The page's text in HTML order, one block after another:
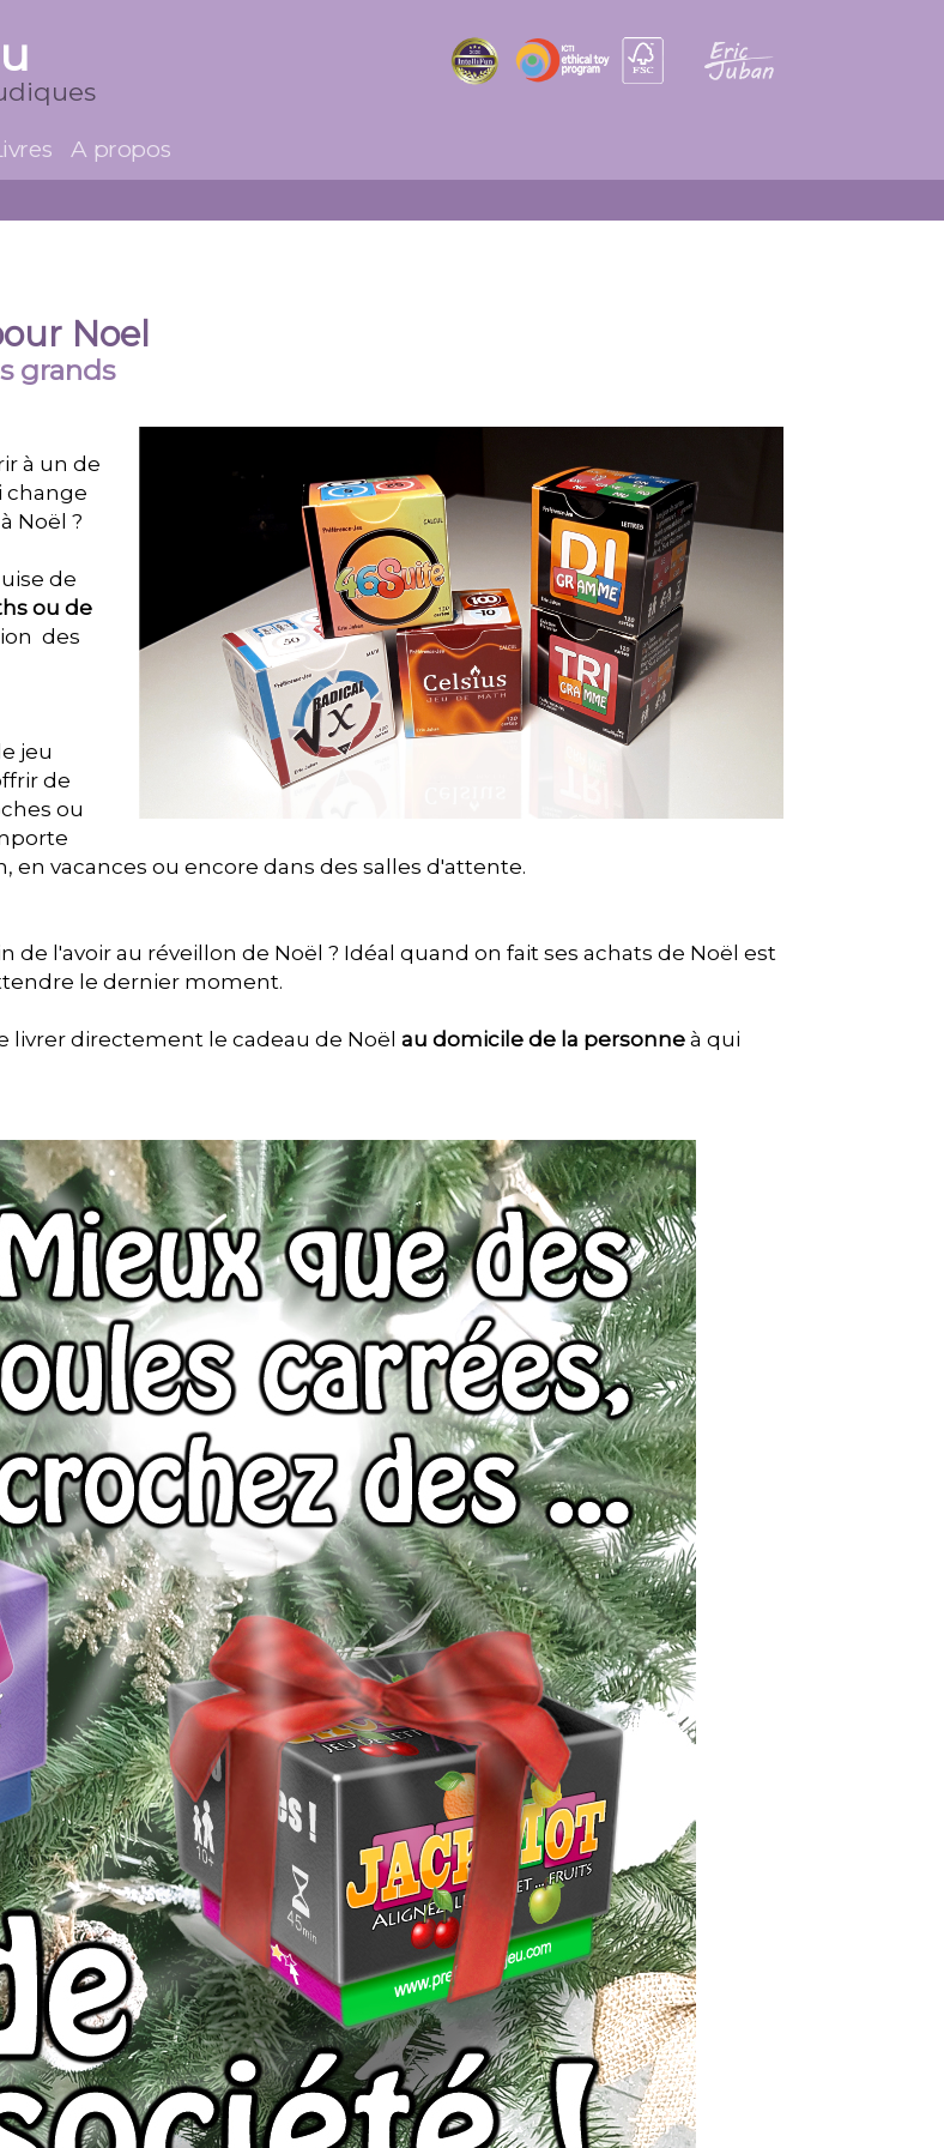
A propos
Noel
grands
à un de
change
Noël ?
de
ou de
des
jeu
de
ou
en vacances ou encore dans des salles d'attente.
l'avoir au réveillon de Noël ? Idéal quand on fait ses achats de Noël est
le dernier moment.
livrer directement le cadeau de Noëlau domicile de la personne à qui